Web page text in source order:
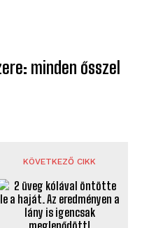
minden ősszel
KÖVETKEZŐ CIKK